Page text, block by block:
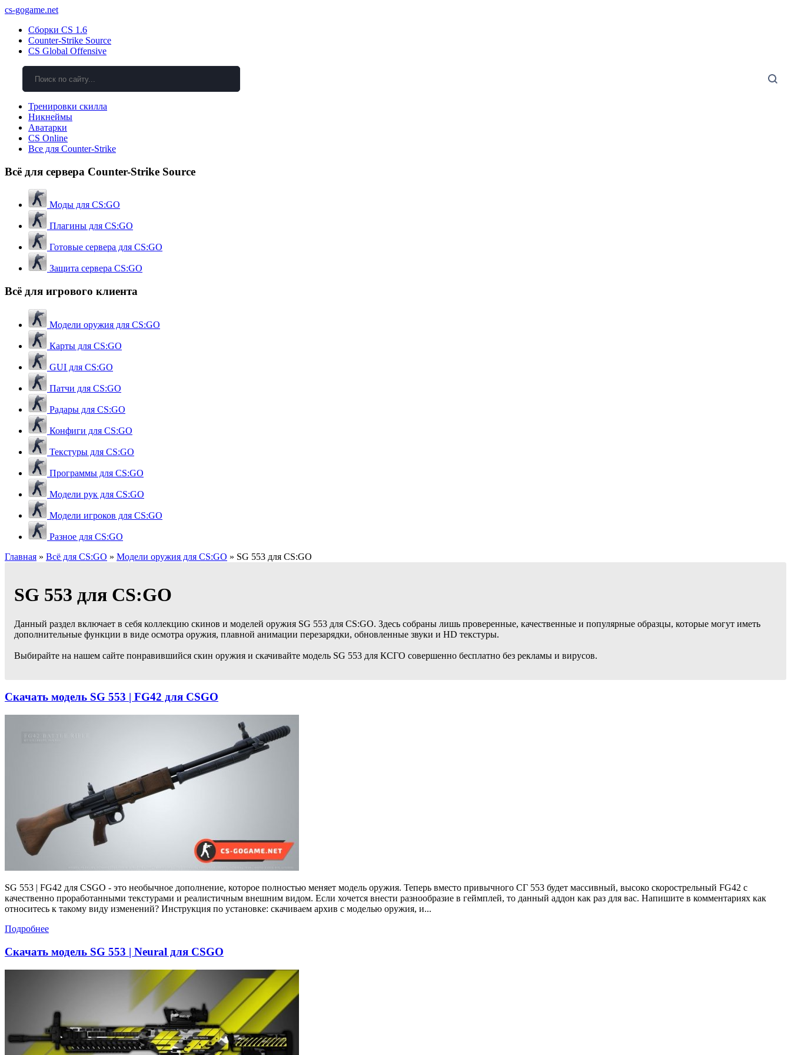
cs-gogame.net
Сборки CS 1.6
Counter-Strike Source
CS Global Offensive
Тренировки скилла
Никнеймы
Аватарки
CS Online
Все для Counter-Strike
Всё для сервера Counter-Strike Source
Моды для CS:GO
Плагины для CS:GO
Готовые сервера для CS:GO
Защита сервера CS:GO
Всё для игрового клиента
Модели оружия для CS:GO
Карты для CS:GO
GUI для CS:GO
Патчи для CS:GO
Радары для CS:GO
Конфиги для CS:GO
Текстуры для CS:GO
Программы для CS:GO
Модели рук для CS:GO
Модели игроков для CS:GO
Разное для CS:GO
Главная » Всё для CS:GO » Модели оружия для CS:GO » SG 553 для CS:GO
SG 553 для CS:GO
Данный раздел включает в себя коллекцию скинов и моделей оружия SG 553 для CS:GO. Здесь собраны лишь проверенные, качественные и популярные образцы, которые могут иметь
дополнительные функции в виде осмотра оружия, плавной анимации перезарядки, обновленные звуки и HD текстуры.
Выбирайте на нашем сайте понравившийся скин оружия и скачивайте модель SG 553 для КСГО совершенно бесплатно без рекламы и вирусов.
Скачать модель SG 553 | FG42 для CSGO
SG 553 | FG42 для CSGO - это необычное дополнение, которое полностью меняет модель оружия. Теперь вместо привычного СГ 553 будет массивный, высоко скорострельный FG42 с
качественно проработанными текстурами и реалистичным внешним видом. Если хочется внести разнообразие в геймплей, то данный аддон как раз для вас. Напишите в комментариях как
относитесь к такому виду изменений? Инструкция по установке: скачиваем архив с моделью оружия, и...
Подробнее
Скачать модель SG 553 | Neural для CSGO